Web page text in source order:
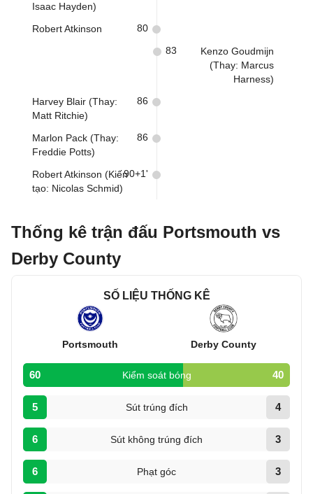
Isaac Hayden)
Robert Atkinson 80
Kenzo Goudmijn
(Thay: Marcus
Harness)
83
Harvey Blair (Thay:
Matt Ritchie)
86
Marlon Pack (Thay:
Freddie Potts)
86
Robert Atkinson (Kiến
tạo: Nicolas Schmid)
90+1'
Thống kê trận đấu Portsmouth vs
Derby County
SỐ LIỆU THỐNG KÊ
Portsmouth Derby County
60 Kiểm soát bóng 40
5 Sút trúng đích 4
6 Sút không trúng đích 3
6 Phạt góc 3